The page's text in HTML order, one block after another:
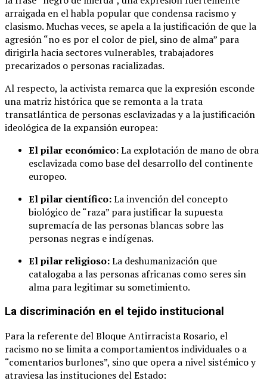
arraigada en el habla popular que condensa racismo y
clasismo. Muchas veces, se apela a la justificación de que la
agresión “no es por el color de piel, sino de alma” para
dirigirla hacia sectores vulnerables, trabajadores
precarizados o personas racializadas.
Al respecto, la activista remarca que la expresión esconde
una matriz histórica que se remonta a la trata
transatlántica de personas esclavizadas y a la justificación
ideológica de la expansión europea:
El pilar económico:La explotación de mano de obra
esclavizada como base del desarrollo del continente
europeo.
El pilar científico:La invención del concepto
biológico de “raza” para justificar la supuesta
supremacía de las personas blancas sobre las
personas negras e indígenas.
El pilar religioso:La deshumanización que
catalogaba a las personas africanas como seres sin
alma para legitimar su sometimiento.
La discriminación en el tejido institucional
Para la referente del Bloque Antirracista Rosario, el
racismo no se limita a comportamientos individuales o a
“comentarios burlones”, sino que opera a nivel sistémico y
atraviesa las instituciones del Estado: